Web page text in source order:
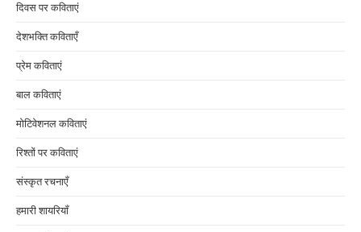
दिवस पर कविताएं
देशभक्ति कविताएँ
प्रेम कविताएं
बाल कविताएं
मोटिवेशनल कविताएं
रिश्तों पर कविताएं
संस्कृत रचनाएँ
हमारी शायरियाँ